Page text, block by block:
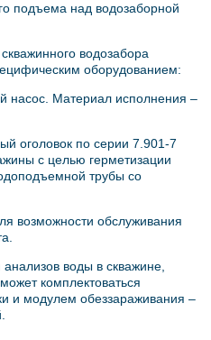
подъема над водозаборной
водозабора
оборудованием:
насос. Материал исполнения –
оголовок по серии 7.901-7
с целью герметизации
трубы со
возможности обслуживания
воды в скважине,
комплектоваться
и модулем обеззараживания –